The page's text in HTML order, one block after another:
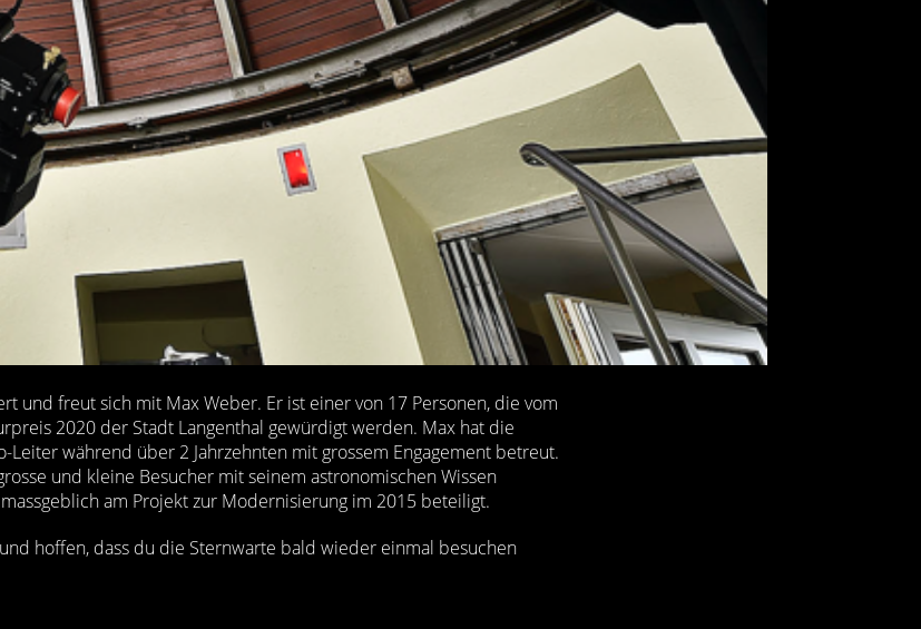
und freut sich mit Max Weber. Er ist einer von 17 Personen, die vom
2020 der Stadt Langenthal gewürdigt werden. Max hat die
Leiter während über 2 Jahrzehnten mit grossem Engagement betreut.
und kleine Besucher mit seinem astronomischen Wissen
am Projekt zur Modernisierung im 2015 beteiligt.
hoffen, dass du die Sternwarte bald wieder einmal besuchen